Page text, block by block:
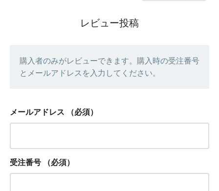
レビュー投稿
購入者のみがレビューできます。購入時の受注番号
とメールアドレスを入力してください。
メールアドレス （必須）
受注番号 （必須）